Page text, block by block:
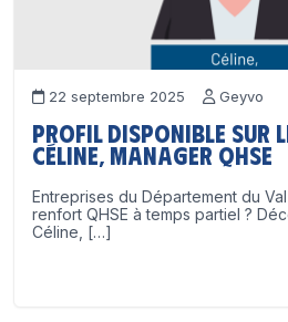
22 septembre 2025 Geyvo
Profil disponible sur
Céline, Manager QHSE
Entreprises du Département du Val
renfort QHSE à temps partiel ?
Céline, […]